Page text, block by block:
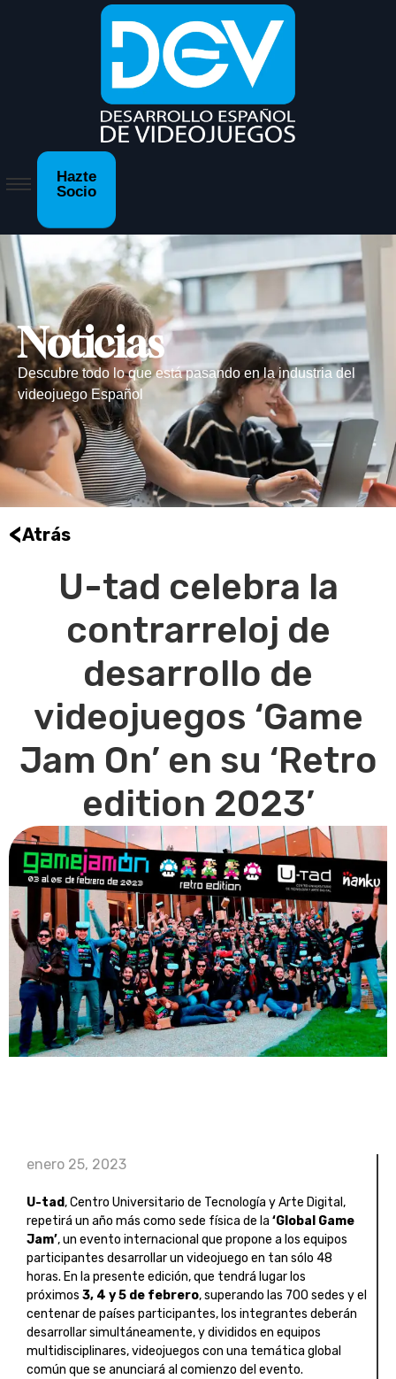
Hazte
Socio
Noticias
Descubre todo lo que está pasando en la industria del
videojuego Español
<Atrás
U-tad celebra la
contrarreloj de
desarrollo de
videojuegos ‘Game
Jam On’ en su ‘Retro
edition 2023’
enero 25, 2023
U-tad, Centro Universitario de Tecnología y Arte Digital,
repetirá un año más como sede física de la ‘Global Game
Jam’, un evento internacional que propone a los equipos
participantes desarrollar un videojuego en tan sólo 48
horas. En la presente edición, que tendrá lugar los
próximos 3, 4 y 5 de febrero, superando las 700 sedes y el
centenar de países participantes, los integrantes deberán
desarrollar simultáneamente, y divididos en equipos
multidisciplinares, videojuegos con una temática global
común que se anunciará al comienzo del evento.